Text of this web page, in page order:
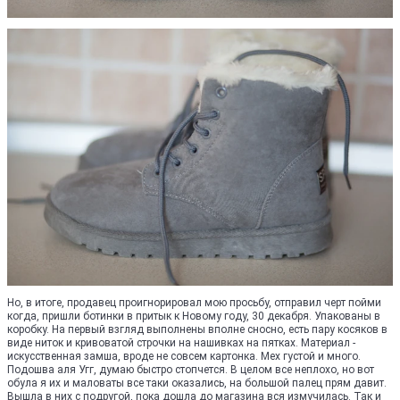
Но, в итоге, продавец проигнорировал мою просьбу, отправил черт пойми
когда, пришли ботинки в притык к Новому году, 30 декабря. Упакованы в
коробку. На первый взгляд выполнены вполне сносно, есть пару косяков в
виде ниток и кривоватой строчки на нашивках на пятках. Материал -
искусственная замша, вроде не совсем картонка. Мех густой и много.
Подошва аля Угг, думаю быстро стопчется. В целом все неплохо, но вот
обула я их и маловаты все таки оказались, на большой палец прям давит.
Вышла в них с подругой, пока дошла до магазина вся измучилась. Так и